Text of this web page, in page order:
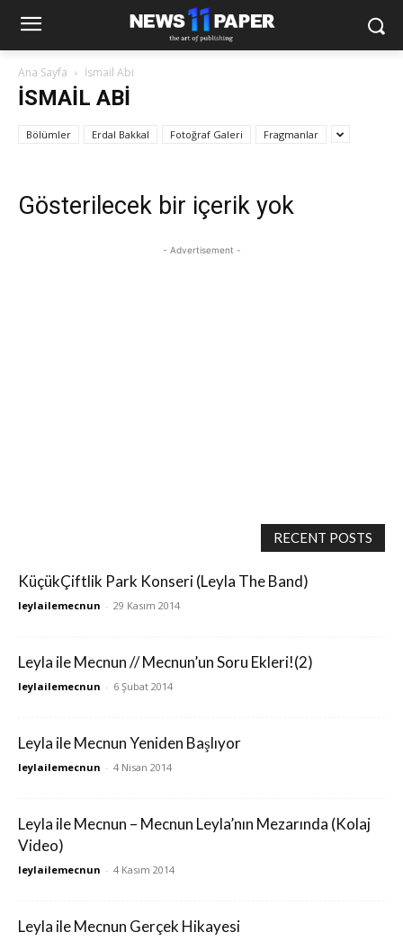
Ana Sayfa İsmail Abi
İSMAIL ABI
Bölümler Erdal Bakkal Fotoğraf Galeri Fragmanlar
Gösterilecek bir içerik yok
- Advertisement -
RECENT POSTS
KüçükÇiftlik Park Konseri (Leyla The Band)
leylailemecnun - 29 Kasım 2014
Leyla ile Mecnun // Mecnun’un Soru Ekleri!(2)
leylailemecnun - 6 Şubat 2014
Leyla ile Mecnun Yeniden Başlıyor
leylailemecnun - 4 Nisan 2014
Leyla ile Mecnun – Mecnun Leyla’nın Mezarında (Kolaj
Video)
leylailemecnun - 4 Kasım 2014
Leyla ile Mecnun Gerçek Hikayesi